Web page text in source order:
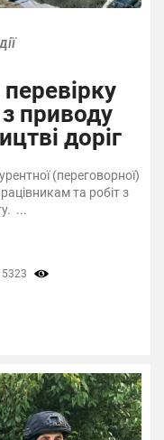
приводу
доріг
(переговорної)
та робіт з
...
5323